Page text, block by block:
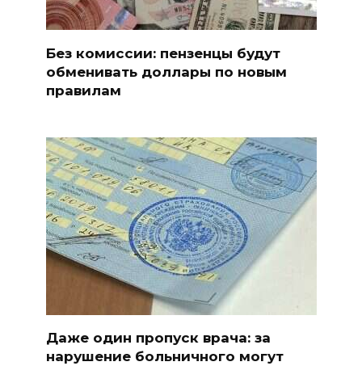
Без комиссии: пензенцы будут
обменивать доллары по новым
правилам
Даже один пропуск врача: за
нарушение больничного могут